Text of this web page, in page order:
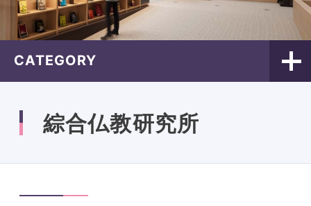
CATEGORY
綜合仏教研究所